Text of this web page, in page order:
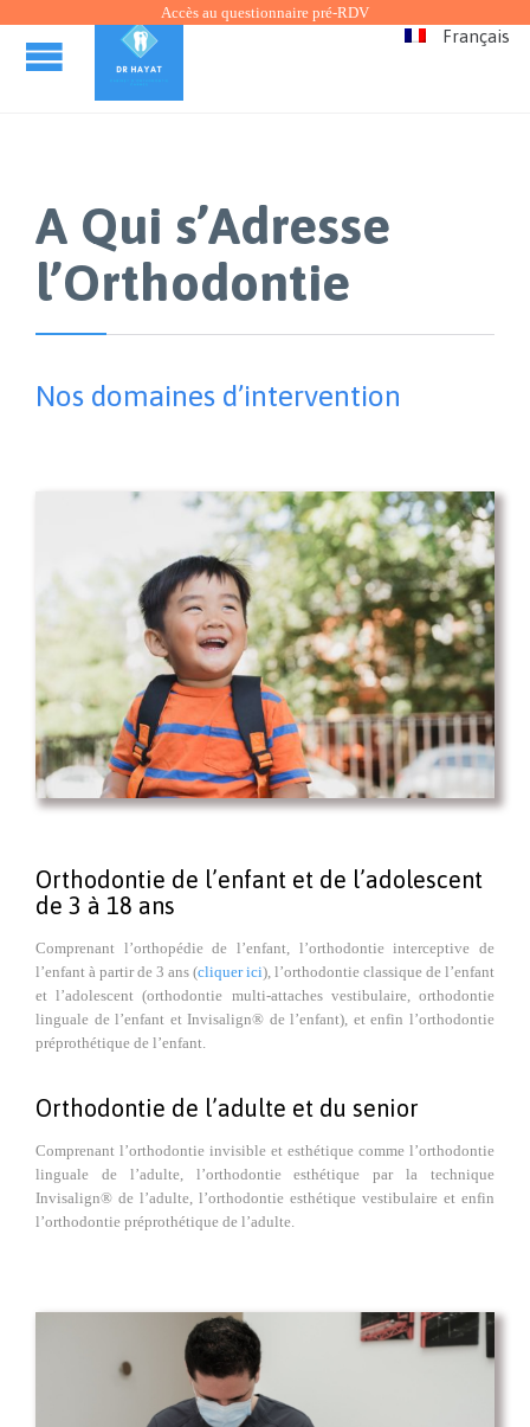
Accès au questionnaire pré-RDV
Français
A Qui s’Adresse
l’Orthodontie
Nos domaines d’intervention
Orthodontie de l’enfant et de l’adolescent
de 3 à 18 ans
Comprenant l’orthopédie de l’enfant, l’orthodontie interceptive de
l’enfant à partir de 3 ans (cliquer ici), l’orthodontie classique de l’enfant
et l’adolescent (orthodontie multi-attaches vestibulaire, orthodontie
linguale de l’enfant et Invisalign® de l’enfant), et enfin l’orthodontie
préprothétique de l’enfant.
Orthodontie de l’adulte et du senior
Comprenant l’orthodontie invisible et esthétique comme l’orthodontie
linguale de l’adulte, l’orthodontie esthétique par la technique
Invisalign® de l’adulte, l’orthodontie esthétique vestibulaire et enfin
l’orthodontie préprothétique de l’adulte.